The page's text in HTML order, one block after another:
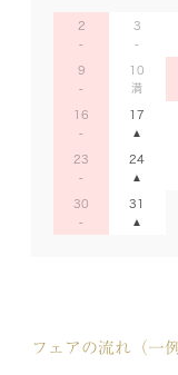
2 3
9 10
16 17
23 24
30 31
フェアの流れ（一例